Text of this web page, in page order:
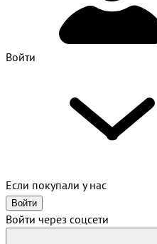
Войти
Если покупали у нас
Войти
Войти через соцсети